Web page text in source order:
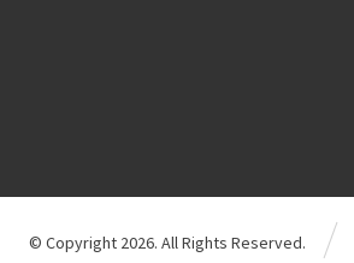
© Copyright 2026. All Rights Reserved.